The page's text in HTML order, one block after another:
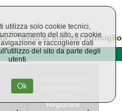
Torna al sito del consiglio
Regionale
utilizza solo cookie tecnici,
del sito, e cookie
e raccogliere dati
del sito da parte degli
utenti.
Ok